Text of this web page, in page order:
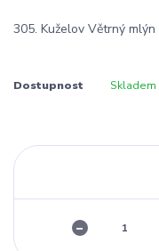
305. Kuželov Větrný mlýn
Dostupnost Skladem